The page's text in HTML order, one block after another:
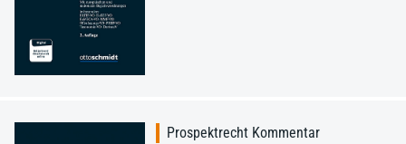
Prospektrecht Kommentar